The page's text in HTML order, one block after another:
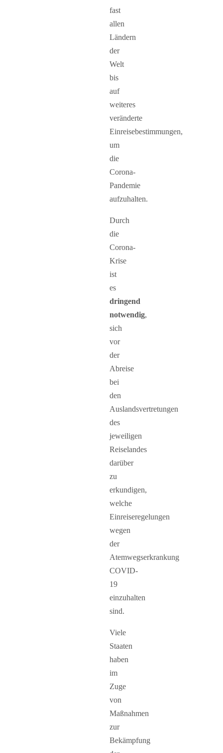
fast
allen
Ländern
der
Welt
bis
auf
weiteres
veränderte
Einreisebestimmungen,
um
die
Corona-
Pandemie
aufzuhalten.
Durch
die
Corona-
Krise
ist
es
dringend
notwendig,
sich
vor
der
Abreise
bei
den
Auslandsvertretungen
des
jeweiligen
Reiselandes
darüber
zu
erkundigen,
welche
Einreiseregelungen
wegen
der
Atemwegserkrankung
COVID-
19
einzuhalten
sind.
Viele
Staaten
haben
im
Zuge
von
Maßnahmen
zur
Bekämpfung